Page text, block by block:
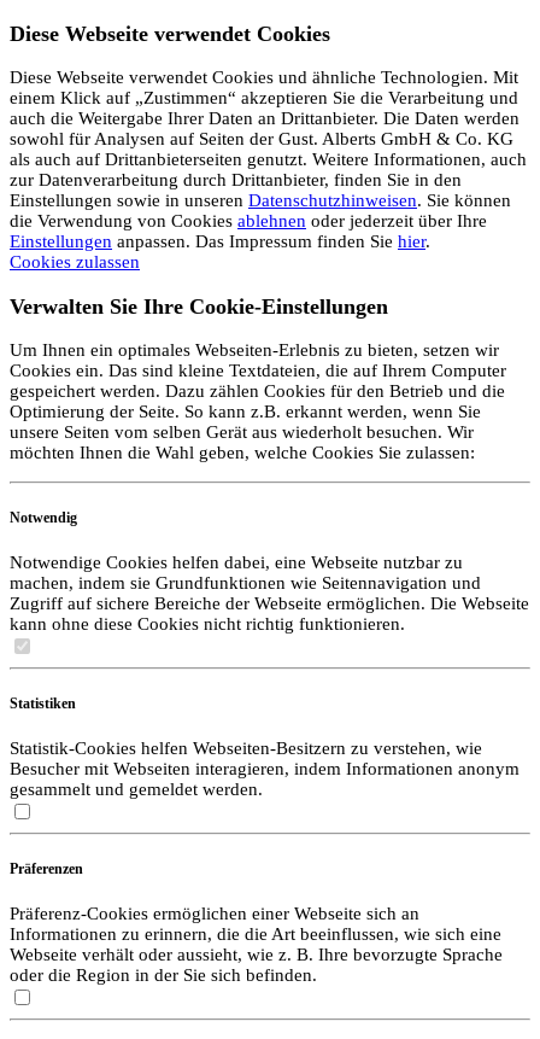
Diese Webseite verwendet Cookies
Diese Webseite verwendet Cookies und ähnliche Technologien. Mit
einem Klick auf „Zustimmen“ akzeptieren Sie die Verarbeitung und
auch die Weitergabe Ihrer Daten an Drittanbieter. Die Daten werden
sowohl für Analysen auf Seiten der Gust. Alberts GmbH & Co. KG
als auch auf Drittanbieterseiten genutzt. Weitere Informationen, auch
zur Datenverarbeitung durch Drittanbieter, finden Sie in den
Einstellungen sowie in unseren Datenschutzhinweisen. Sie können
die Verwendung von Cookies ablehnen oder jederzeit über Ihre
Einstellungen anpassen. Das Impressum finden Sie hier.
Cookies zulassen
Verwalten Sie Ihre Cookie-Einstellungen
Um Ihnen ein optimales Webseiten-Erlebnis zu bieten, setzen wir
Cookies ein. Das sind kleine Textdateien, die auf Ihrem Computer
gespeichert werden. Dazu zählen Cookies für den Betrieb und die
Optimierung der Seite. So kann z.B. erkannt werden, wenn Sie
unsere Seiten vom selben Gerät aus wiederholt besuchen. Wir
möchten Ihnen die Wahl geben, welche Cookies Sie zulassen:
Notwendig
Notwendige Cookies helfen dabei, eine Webseite nutzbar zu
machen, indem sie Grundfunktionen wie Seitennavigation und
Zugriff auf sichere Bereiche der Webseite ermöglichen. Die Webseite
kann ohne diese Cookies nicht richtig funktionieren.
Statistiken
Statistik-Cookies helfen Webseiten-Besitzern zu verstehen, wie
Besucher mit Webseiten interagieren, indem Informationen anonym
gesammelt und gemeldet werden.
Präferenzen
Präferenz-Cookies ermöglichen einer Webseite sich an
Informationen zu erinnern, die die Art beeinflussen, wie sich eine
Webseite verhält oder aussieht, wie z. B. Ihre bevorzugte Sprache
oder die Region in der Sie sich befinden.